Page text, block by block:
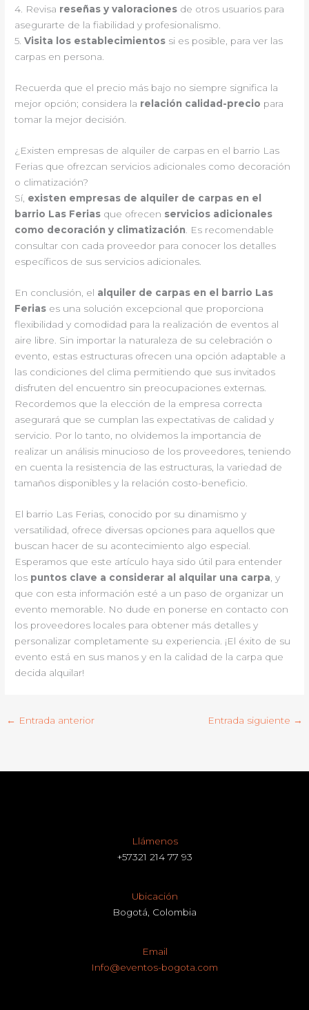
4. Revisa reseñas y valoraciones de otros usuarios para
asegurarte de la fiabilidad y profesionalismo.
5.Visita los establecimientos si es posible, para ver las
carpas en persona.
Recuerda que el precio más bajo no siempre significa la
mejor opción; considera la relación calidad-precio para
tomar la mejor decisión.
¿Existen empresas de alquiler de carpas en el barrio Las
Ferias que ofrezcan servicios adicionales como decoración
o climatización?
Sí, existen empresas de alquiler de carpas en el
barrio Las Ferias que ofrecen servicios adicionales
como decoración y climatización . Es recomendable
consultar con cada proveedor para conocer los detalles
específicos de sus servicios adicionales.
En conclusión, el alquiler de carpas en el barrio Las
Ferias es una solución excepcional que proporciona
flexibilidad y comodidad para la realización de eventos al
aire libre. Sin importar la naturaleza de su celebración o
evento, estas estructuras ofrecen una opción adaptable a
las condiciones del clima permitiendo que sus invitados
disfruten del encuentro sin preocupaciones externas.
Recordemos que la elección de la empresa correcta
asegurará que se cumplan las expectativas de calidad y
servicio. Por lo tanto, no olvidemos la importancia de
realizar un análisis minucioso de los proveedores, teniendo
en cuenta la resistencia de las estructuras, la variedad de
tamaños disponibles y la relación costo-beneficio.
El barrio Las Ferias, conocido por su dinamismo y
versatilidad, ofrece diversas opciones para aquellos que
buscan hacer de su acontecimiento algo especial.
Esperamos que este artículo haya sido útil para entender
los puntos clave a considerar al alquilar una carpa , y
que con esta información esté a un paso de organizar un
evento memorable. No dude en ponerse en contacto con
los proveedores locales para obtener más detalles y
personalizar completamente su experiencia. ¡El éxito de su
evento está en sus manos y en la calidad de la carpa que
decida alquilar!
← Entrada anterior Entrada siguiente →
Llámenos
+57321 214 77 93
Ubicación
Bogotá, Colombia
Email
Info@eventos-bogota.com